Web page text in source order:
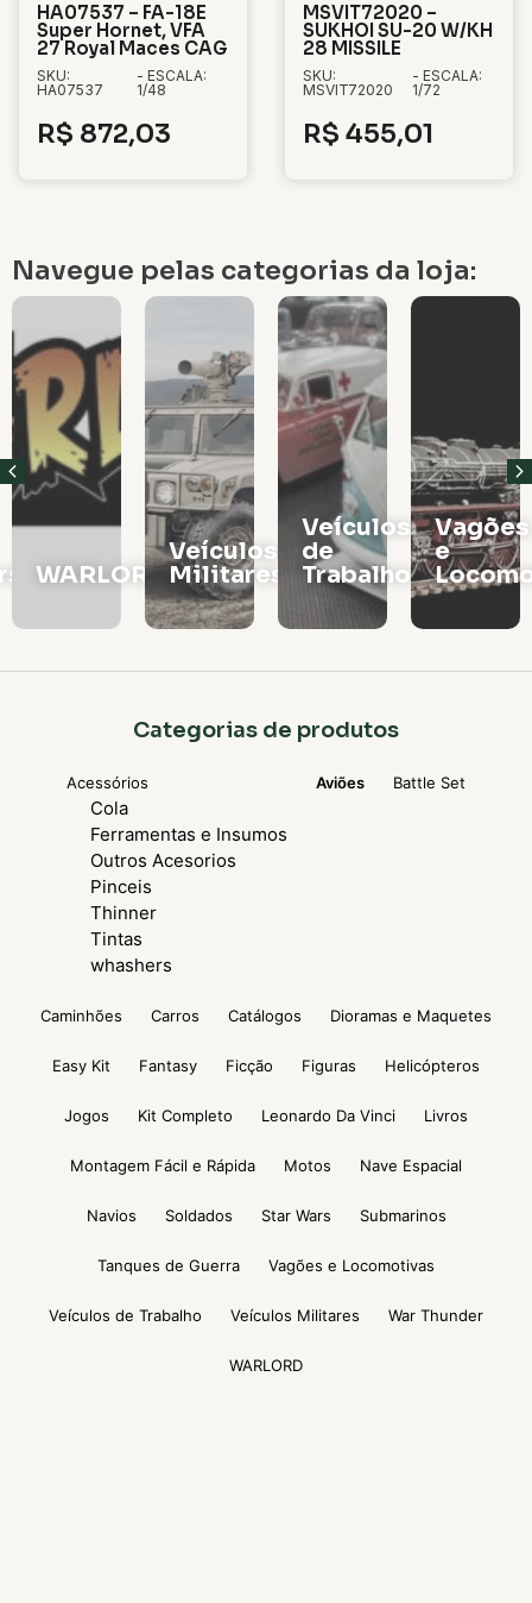
HA07537 – FA-18E
Super Hornet, VFA
27 Royal Maces CAG
SKU:
HA07537
- ESCALA:
1/48
R$ 872,03
MSVIT72020 –
SUKHOI SU-20 W/KH
28 MISSILE
SKU:
MSVIT72020
- ESCALA:
1/72
R$ 455,01
Navegue pelas categorias da loja:
WARLORD
Veículos
Militares
Veículos
de
Trabalho
Vagões
e
Categorias de produtos
Acessórios
Cola
Ferramentas e Insumos
Outros Acesorios
Pinceis
Thinner
Tintas
whashers
Aviões Battle Set
Caminhões Carros Catálogos Dioramas e Maquetes
Easy Kit Fantasy Ficção Figuras Helicópteros
Jogos Kit Completo Leonardo Da Vinci Livros
Montagem Fácil e Rápida Motos Nave Espacial
Navios Soldados Star Wars Submarinos
Tanques de Guerra Vagões e Locomotivas
Veículos de Trabalho Veículos Militares War Thunder
WARLORD